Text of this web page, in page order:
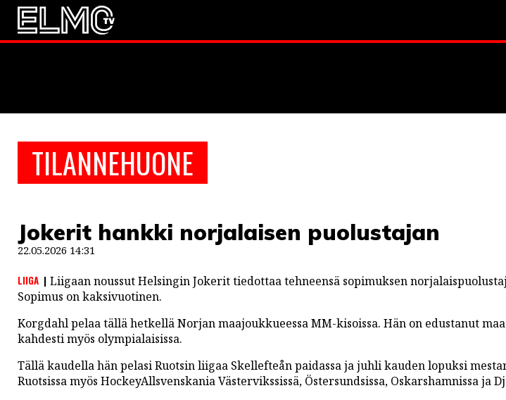
TILANNEHUONE
Jokerit hankki norjalaisen puolustajan
22.05.2026 14:31
LIIGA Liigaan noussut Helsingin Jokerit tiedottaa tehneensä sopimuksen
Sopimus on kaksivuotinen.
Korgdahl pelaa tällä hetkellä Norjan maajoukkueessa MM-kisoissa. Hän on edustanut
kahdesti myös olympialaisissa.
Tällä kaudella hän pelasi Ruotsin liigaa Skellefteån paidassa ja juhli kauden lopuksi
Ruotsissa myös HockeyAllsvenskania Västervikssissä, Östersundsissa, Oskarshamnissa ja
JALKAPALLO
EM2021
JÄÄKIEKKO
PESÄPALLO
LINTU VAI KALA
46 DENTON ROAD
VIDEOT
PODCASTIT
KOLUMNIT